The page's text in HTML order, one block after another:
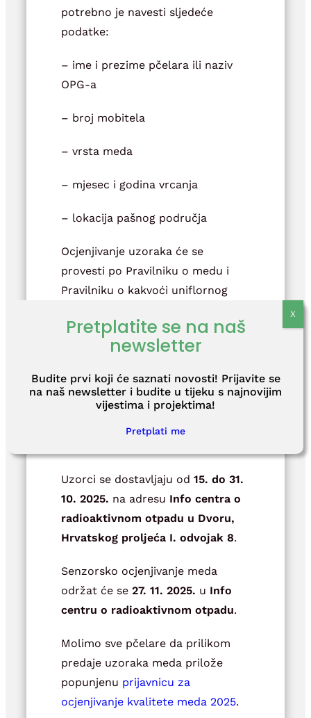
potrebno je navesti sljedeće
podatke:
– ime i prezime pčelara ili naziv
OPG-a
– broj mobitela
– vrsta meda
– mjesec i godina vrcanja
– lokacija pašnog područja
Ocjenjivanje uzoraka će se
provesti po Pravilniku o medu i
Pravilniku o kakvoći uniflornog
mikroskopsku te organoleptičku
analizu uzoraka obavit će
fakulteta Sveučilišta u Zagrebu–
prof. dr. sc. Dragan Bubalo, izv.
prof. dr. sc. Lidija Svečnjak i doc.
Uzorci se dostavljaju od 15. do 31.
10. 2025. na adresu Info centra o
radioaktivnom otpadu u Dvoru,
Hrvatskog proljeća I. odvojak 8.
Senzorsko ocjenjivanje meda
održat će se 27. 11. 2025. u Info
centru o radioaktivnom otpadu.
Molimo sve pčelare da prilikom
predaje uzoraka meda prilože
popunjenu prijavnicu za
ocjenjivanje kvalitete meda 2025.
Pretplatite se na naš
newsletter
Budite prvi koji će saznati novosti! Prijavite se
na naš newsletter i budite u tijeku s najnovijim
vijestima i projektima!
Pretplati me